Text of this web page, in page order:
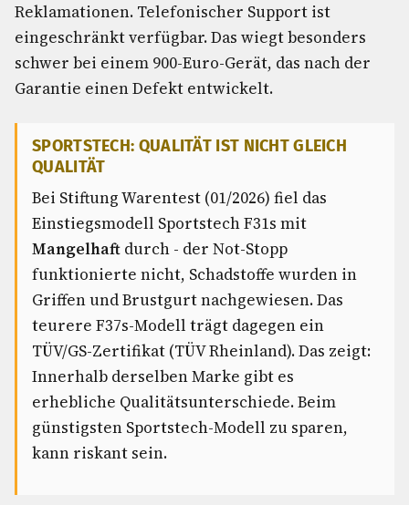
Reklamationen. Telefonischer Support ist
eingeschränkt verfügbar. Das wiegt besonders
schwer bei einem 900-Euro-Gerät, das nach der
Garantie einen Defekt entwickelt.
SPORTSTECH: QUALITÄT IST NICHT GLEICH
QUALITÄT
Bei Stiftung Warentest (01/2026) fiel das
Einstiegsmodell Sportstech F31s mit
Mangelhaft durch - der Not-Stopp
funktionierte nicht, Schadstoffe wurden in
Griffen und Brustgurt nachgewiesen. Das
teurere F37s-Modell trägt dagegen ein
TÜV/GS-Zertifikat (TÜV Rheinland). Das zeigt:
Innerhalb derselben Marke gibt es
erhebliche Qualitätsunterschiede. Beim
günstigsten Sportstech-Modell zu sparen,
kann riskant sein.